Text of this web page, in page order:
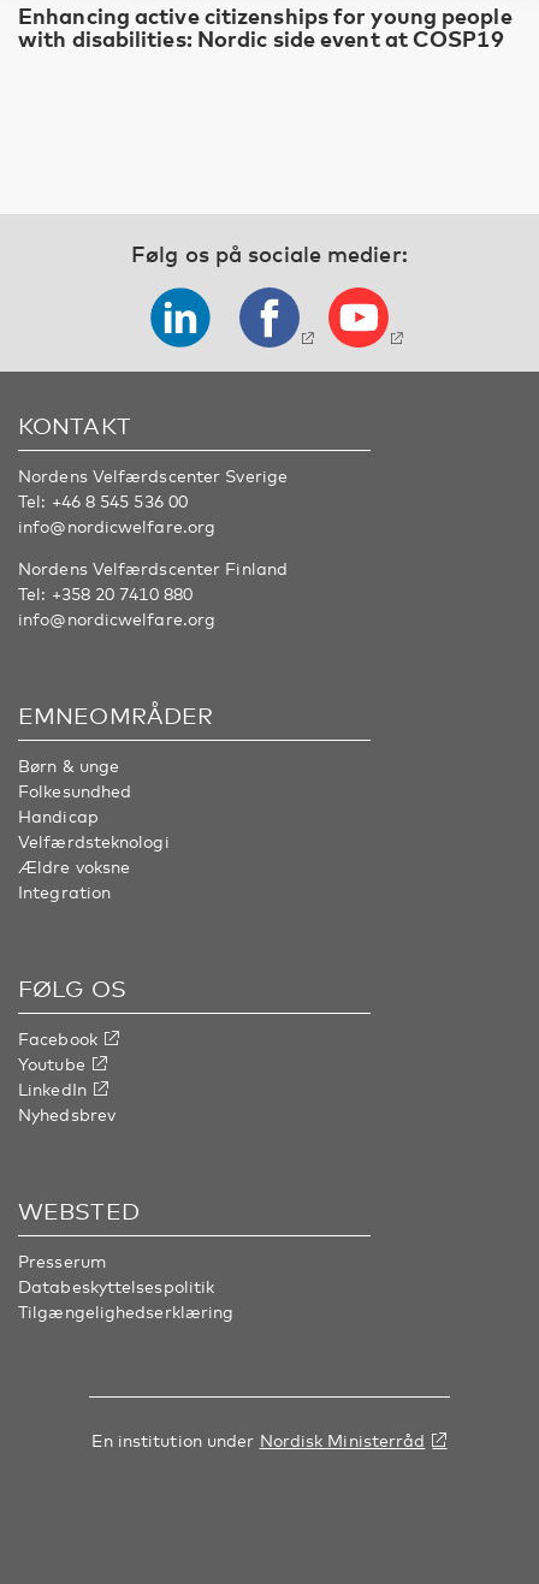
Enhancing active citizenships for young people
with disabilities: Nordic side event at COSP19
Følg os på sociale medier:
KONTAKT
Nordens Velfærdscenter Sverige
Tel: +46 8 545 536 00
info@nordicwelfare.org
Nordens Velfærdscenter Finland
Tel: +358 20 7410 880
info@nordicwelfare.org
EMNEOMRÅDER
Børn & unge
Folkesundhed
Handicap
Velfærdsteknologi
Ældre voksne
Integration
FØLG OS
Facebook
Youtube
LinkedIn
Nyhedsbrev
WEBSTED
Presserum
Databeskyttelsespolitik
Tilgængelighedserklæring
En institution under Nordisk Ministerråd